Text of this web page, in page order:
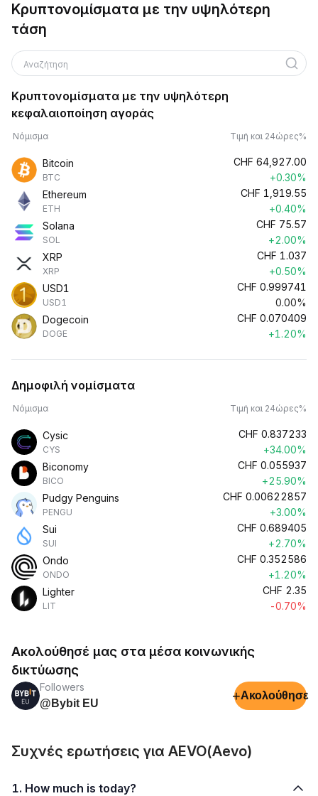
Κρυπτονομίσματα με την υψηλότερη
τάση
Αναζήτηση
Κρυπτονομίσματα με την υψηλότερη
κεφαλαιοποίηση αγοράς
Νόμισμα Τιμή και 24ώρες%
Bitcoin
BTC
CHF 64,927.00
+0.30%
Ethereum
ETH
CHF 1,919.55
+0.40%
Solana
SOL
CHF 75.57
+2.00%
XRP
XRP
CHF 1.037
+0.50%
USD1
USD1
CHF 0.999741
0.00%
Dogecoin
DOGE
CHF 0.070409
+1.20%
Δημοφιλή νομίσματα
Νόμισμα Τιμή και 24ώρες%
Cysic
CYS
CHF 0.837233
+34.00%
Biconomy
BICO
CHF 0.055937
+25.90%
Pudgy Penguins
PENGU
CHF 0.00622857
+3.00%
Sui
SUI
CHF 0.689405
+2.70%
Ondo
ONDO
CHF 0.352586
+1.20%
Lighter
LIT
CHF 2.35
-0.70%
Ακολούθησέ μας στα μέσα κοινωνικής
δικτύωσης
Followers
@Bybit EU
+Ακολούθησε
Συχνές ερωτήσεις για AEVO(Aevo)
1. How much is today?